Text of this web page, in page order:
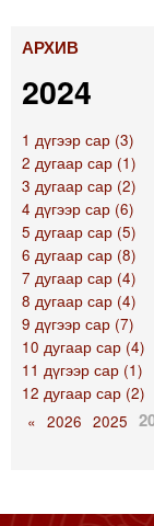
АРХИВ
2024
1 дүгээр сар (3)
2 дугаар сар (1)
3 дугаар сар (2)
4 дүгээр сар (6)
5 дугаар сар (5)
6 дугаар сар (8)
7 дугаар сар (4)
8 дугаар сар (4)
9 дүгээр сар (7)
10 дугаар сар (4)
11 дүгээр сар (1)
12 дугаар сар (2)
« 2026 2025